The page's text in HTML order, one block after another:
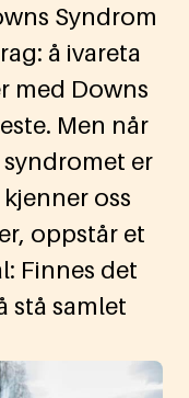
Syndrom
å ivareta
med Downs
Men når
er
oss
oppstår et
Finnes det
stå samlet